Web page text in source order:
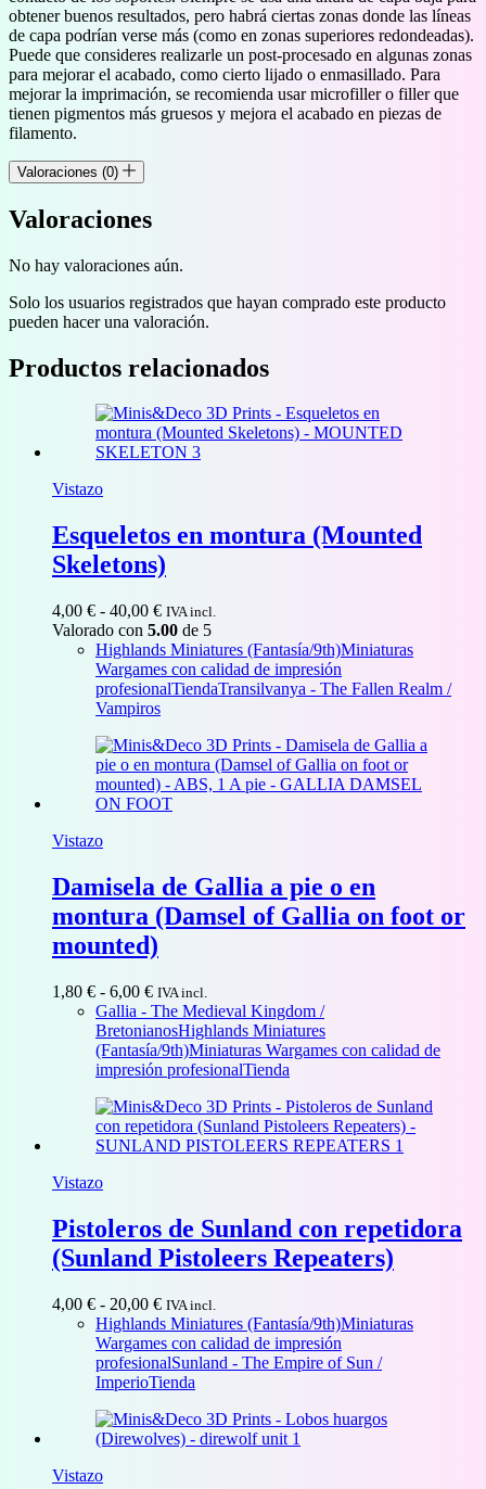
obtener buenos resultados, pero habrá ciertas zonas donde las líneas
de capa podrían verse más (como en zonas superiores redondeadas).
Puede que consideres realizarle un post-procesado en algunas zonas
para mejorar el acabado, como cierto lijado o enmasillado. Para
mejorar la imprimación, se recomienda usar microfiller o filler que
tienen pigmentos más gruesos y mejora el acabado en piezas de
filamento.
Valoraciones (0)
Valoraciones
No hay valoraciones aún.
Solo los usuarios registrados que hayan comprado este producto
pueden hacer una valoración.
Productos relacionados
Vistazo
Esqueletos en montura (Mounted
Skeletons)
4,00 € - 40,00 €Rango
de
precios:
desde
4,00 €
IVA incl.
Valorado con 5.00 de 5
Highlands Miniatures (Fantasía/9th)Miniaturas
Wargames con calidad de impresión
profesionalTiendaTransilvanya - The Fallen Realm /
Vampiros
Vistazo
Damisela de Gallia a pie o en
montura (Damsel of Gallia on foot or
mounted)
1,80 € - 6,00 €Rango
de
precios:
desde
1,80 €
6,00 €
IVA incl.
Gallia - The Medieval Kingdom /
BretonianosHighlands Miniatures
(Fantasía/9th)Miniaturas Wargames con calidad de
impresión profesionalTienda
Vistazo
Pistoleros de Sunland con repetidora
(Sunland Pistoleers Repeaters)
4,00 € - 20,00 €Rango
de
precios:
desde
4,00 €
20,00 €
IVA incl.
Highlands Miniatures (Fantasía/9th)Miniaturas
Wargames con calidad de impresión
profesionalSunland - The Empire of Sun /
ImperioTienda
Vistazo